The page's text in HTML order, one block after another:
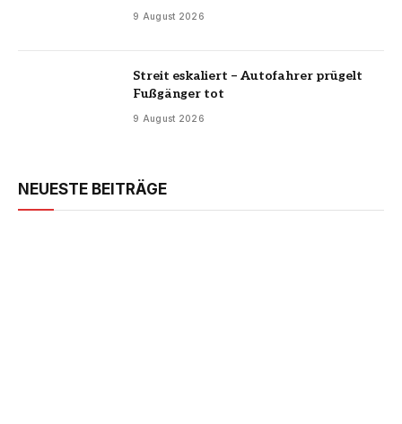
9 August 2026
Streit eskaliert – Autofahrer prügelt
Fußgänger tot
9 August 2026
NEUESTE BEITRÄGE